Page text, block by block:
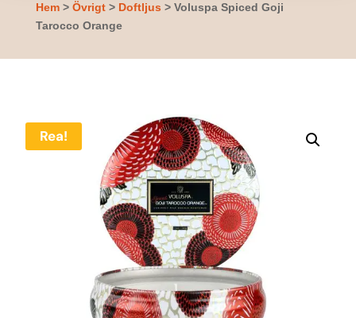
Hem> Övrigt> Doftljus > Voluspa Spiced Goji
Tarocco Orange
Rea!